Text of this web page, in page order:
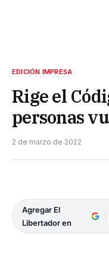
EDICIÓN IMPRESA
Rige el
personas
2 de marzo de 2022
Agregar El
Libertador en